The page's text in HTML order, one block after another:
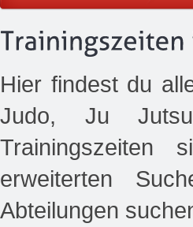
Hier findest du
Judo, Ju
erweiterten
Abteilungen